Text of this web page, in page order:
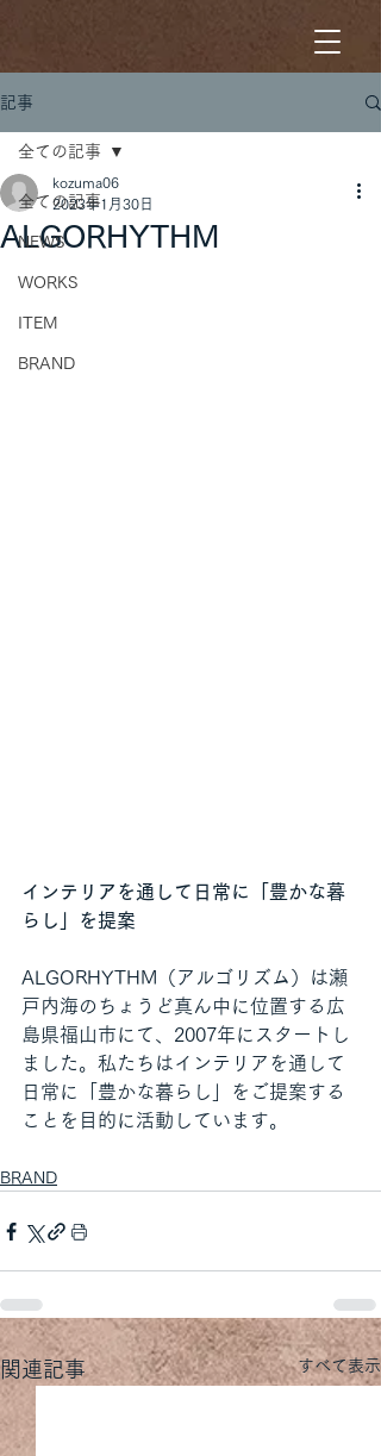
記事
全ての記事
NEWS
WORKS
ITEM
BRAND
全ての記事
ALGORHYTHM
kozuma06
2023年1月30日
インテリアを通して日常に「豊かな暮
らし」を提案
ALGORHYTHM（アルゴリズム）は瀬
戸内海のちょうど真ん中に位置する広
島県福山市にて、2007年にスタートし
ました。私たちはインテリアを通して
日常に「豊かな暮らし」をご提案する
ことを目的に活動しています。
BRAND
関連記事 すべて表示